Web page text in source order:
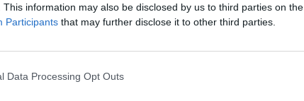
This information may also be disclosed by us to third parties on the
Participants that may further disclose it to other third parties.
Data Processing Opt Outs